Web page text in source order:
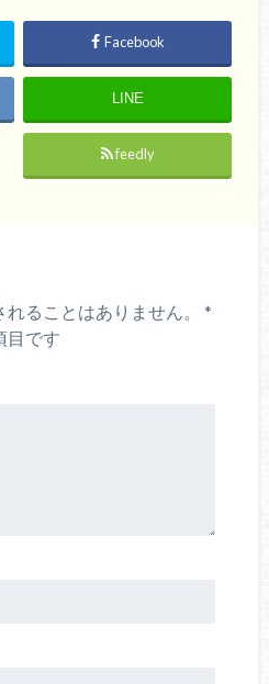
Facebook
LINE
feedly
ることはありません。
*
目です